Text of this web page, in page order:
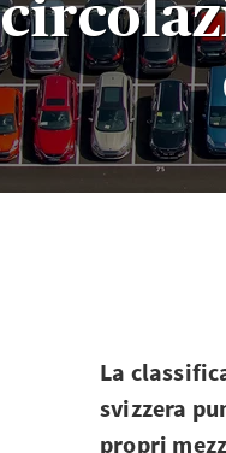
La
svizzera
propri